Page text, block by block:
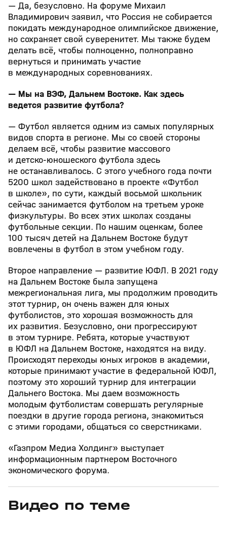
— Да, безусловно. На форуме Михаил
Владимирович заявил, что Россия не собирается
покидать международное олимпийское движение,
но сохраняет свой суверенитет. Мы также будем
делать всё, чтобы полноценно, полноправно
вернуться и принимать участие
в международных соревнованиях.
— Мы на ВЭФ, Дальнем Востоке. Как здесь
ведется развитие футбола?
— Футбол является одним из самых популярных
видов спорта в регионе. Мы со своей стороны
делаем всё, чтобы развитие массового
и детско‑юношеского футбола здесь
не останавливалось. С этого учебного года почти
5200 школ задействовано в проекте «Футбол
в школе», по сути, каждый восьмой школьник
сейчас занимается футболом на третьем уроке
физкультуры. Во всех этих школах созданы
футбольные секции. По нашим оценкам, более
100 тысяч детей на Дальнем Востоке будут
вовлечены в футбол в этом учебном году.
Второе направление — развитие ЮФЛ. В 2021 году
на Дальнем Востоке была запущена
межрегиональная лига, мы продолжим проводить
этот турнир, он очень важен для юных
футболистов, это хорошая возможность для
их развития. Безусловно, они прогрессируют
в этом турнире. Ребята, которые участвуют
в ЮФЛ на Дальнем Востоке, находятся на виду.
Происходят переходы юных игроков в академии,
которые принимают участие в федеральной ЮФЛ,
поэтому это хороший турнир для интеграции
Дальнего Востока. Мы даем возможность
молодым футболистам совершать регулярные
поездки в другие города региона, знакомиться
с этими городами, общаться со сверстниками.
«Газпром Медиа Холдинг» выступает
информационным партнером Восточного
экономического форума.
Видео по теме
31 июл, 17:10